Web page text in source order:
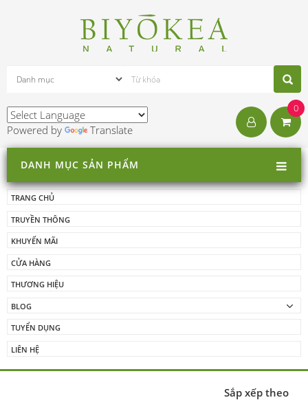
Powered by Translate
0
DANH MỤC SẢN PHẨM
TRANG CHỦ
TRUYỀN THÔNG
KHUYẾN MÃI
CỬA HÀNG
THƯƠNG HIỆU
BLOG
TUYỂN DỤNG
LIÊN HỆ
Sắp xếp theo